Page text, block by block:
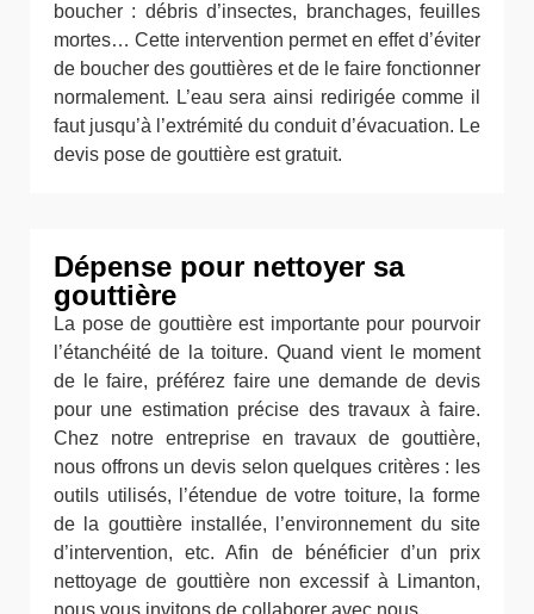
boucher : débris d’insectes, branchages, feuilles
mortes… Cette intervention permet en effet d’éviter
de boucher des gouttières et de le faire fonctionner
normalement. L’eau sera ainsi redirigée comme il
faut jusqu’à l’extrémité du conduit d’évacuation. Le
devis pose de gouttière est gratuit.
Dépense pour nettoyer sa
gouttière
La pose de gouttière est importante pour pourvoir
l’étanchéité de la toiture. Quand vient le moment
de le faire, préférez faire une demande de devis
pour une estimation précise des travaux à faire.
Chez notre entreprise en travaux de gouttière,
nous offrons un devis selon quelques critères : les
outils utilisés, l’étendue de votre toiture, la forme
de la gouttière installée, l’environnement du site
d’intervention, etc. Afin de bénéficier d’un prix
nettoyage de gouttière non excessif à Limanton,
nous vous invitons de collaborer avec nous.